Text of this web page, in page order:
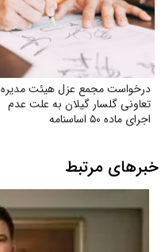
درخواست مجمع عزل هیئت مدیره
تعاونی گلسار گیلان به علت عدم
اجرای ماده ۵۰ اساسنامه
خبرهای مرتبط